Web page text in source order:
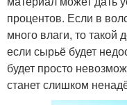
процентов. Если в
много влаги, то такой
если сырьё будет
будет просто
станет слишком